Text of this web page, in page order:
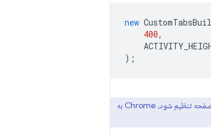
new
400,
);
حداقل ارتفاع جزئی برگه سفارشی 50 درصد ارتفاع صفحه است. اگر ارتفاع صفحه روی مقداری کمتر از 50 درصد ارتفاع صفحه تنظیم شود، Chrome به